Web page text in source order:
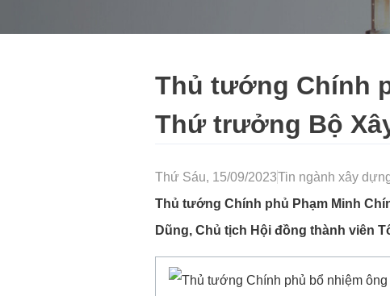
Thủ tướng Chính
Thứ trưởng Bộ
Thứ Sáu, 15/09/2023Tin ngành xây
Thủ tướng Chính phủ Phạm Minh
Dũng, Chủ tịch Hội đồng thành viên